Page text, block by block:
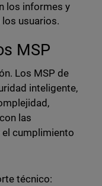
los informes y
usuarios.
MSP
Los MSP de
inteligente,
las
el cumplimiento
técnico: